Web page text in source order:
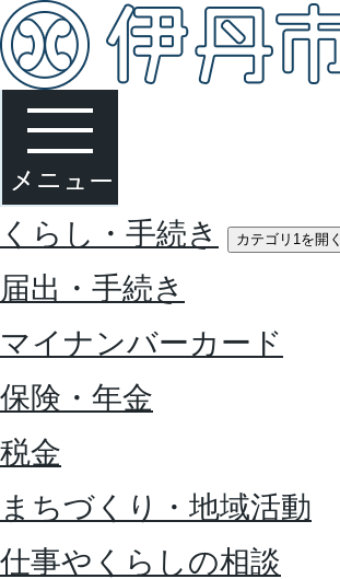
くらし・手続き カテゴリ1を開く
届出・手続き
マイナンバーカード
保険・年金
税金
まちづくり・地域活動
仕事やくらしの相談